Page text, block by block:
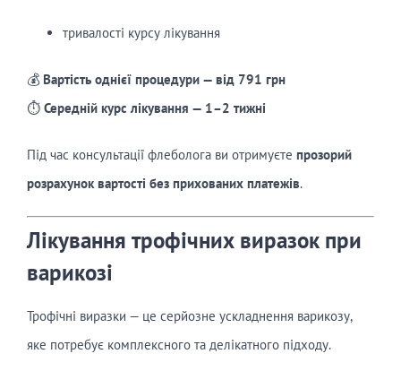
тривалості курсу лікування
💰 Вартість однієї процедури — від 791 грн
⏱ Середній курс лікування — 1–2 тижні
Під час консультації флеболога ви отримуєте прозорий
розрахунок вартості без прихованих платежів.
Лікування трофічних виразок при
варикозі
Трофічні виразки — це серйозне ускладнення варикозу,
яке потребує комплексного та делікатного підходу.